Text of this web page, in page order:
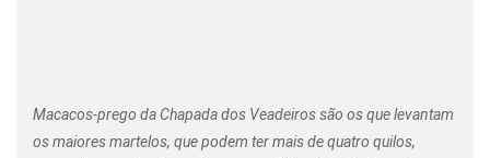
Macacos-prego da Chapada dos Veadeiros são os que levantam
os maiores martelos, que podem ter mais de quatro quilos,